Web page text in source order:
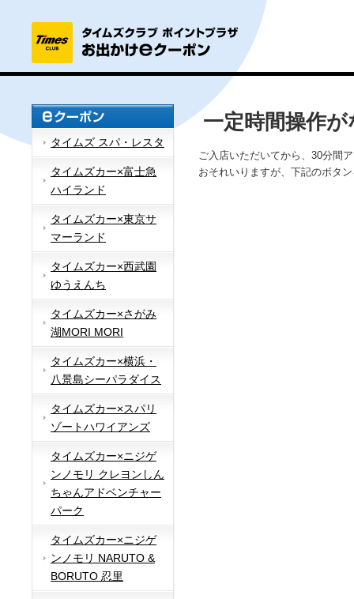
タイムズ スパ・レスタ
タイムズカー×富士急
ハイランド
タイムズカー×東京サ
マーランド
タイムズカー×西武園
ゆうえんち
タイムズカー×さがみ
湖MORI MORI
タイムズカー×横浜・
八景島シーパラダイス
タイムズカー×スパリ
ゾートハワイアンズ
タイムズカー×ニジゲ
ンノモリ クレヨンしん
ちゃんアドベンチャー
パーク
タイムズカー×ニジゲ
ンノモリ NARUTO &
BORUTO 忍里
一定時間操作
ご入店いただいてから、30分間
おそれいりますが、下記のボタ